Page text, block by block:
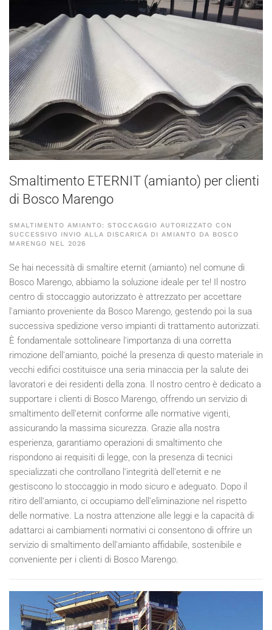
Smaltimento ETERNIT (amianto) per clienti
di Bosco Marengo
SMALTIMENTO AMIANTO: STOCCAGGIO AUTORIZZATO CON
SUCCESSIVO INVIO ALLA DISCARICA DI AMIANTO DA BOSCO
MARENGO NEL 2026
Se hai necessità di smaltire eternit (amianto) nel comune di
Bosco Marengo, abbiamo la soluzione ideale per te! Il nostro
centro di stoccaggio autorizzato è attrezzato per accettare
l'amianto proveniente da Bosco Marengo, gestendo poi la sua
successiva spedizione verso impianti di trattamento autorizzati.
È fondamentale sottolineare l'importanza di una corretta
rimozione dell'amianto, poiché la presenza di questo materiale in
vecchi edifici costituisce una seria minaccia per la salute dei
lavoratori e dei residenti della zona. Il nostro centro è dedicato a
supportare i clienti di Bosco Marengo, offrendo un servizio di
smaltimento dell'eternit conforme alle normative vigenti,
assicurando la massima sicurezza. Grazie alla nostra
esperienza, garantiamo operazioni di smaltimento che
rispondono ai requisiti di legge, con la presenza di tecnici
specializzati che controllano l'integrità dell'eternit e ne
gestiscono lo stoccaggio in modo sicuro e adeguato. Dopo il
ritiro dell'amianto, ci occupiamo dell'eliminazione nel rispetto
delle normative. La nostra attenzione alle leggi e la capacità di
adattarci ai cambiamenti normativi ci consentono di offrire un
servizio di smaltimento dell'amianto affidabile, sostenibile e
conveniente per i clienti di Bosco Marengo.